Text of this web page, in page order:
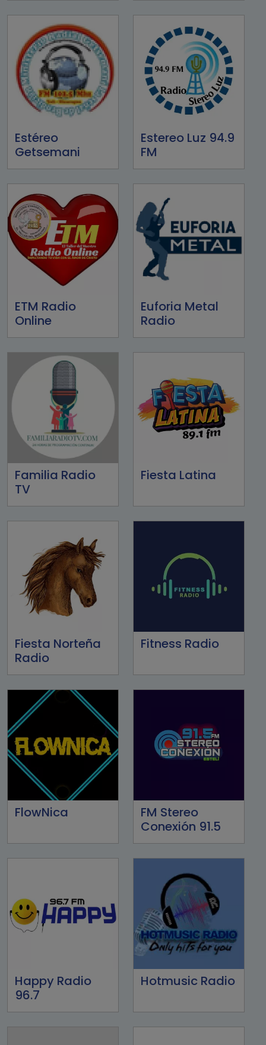
Estéreo
Getsemani
Estereo Luz 94.9
FM
ETM Radio
Online
Euforia Metal
Radio
Familia Radio
TV
Fiesta Latina
Fiesta Norteña
Radio
Fitness Radio
FlowNica
FM Stereo
Conexión 91.5
Happy Radio
96.7
Hotmusic Radio